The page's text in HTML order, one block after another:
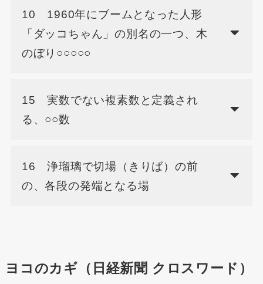
10 1960年にブームとなった人形
「ダッコちゃん」の別名の一つ、木
のぼり○○○○○
15 実数でない複素数と定義され
る、○○数
16 浄瑠璃で切場（きりば）の前
の、各段の発端となる場
ヨコのカギ（日経新聞 クロスワード）